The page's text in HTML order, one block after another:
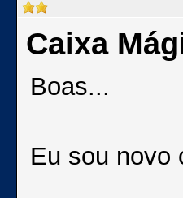
Caixa
Boas...
Eu sou novo